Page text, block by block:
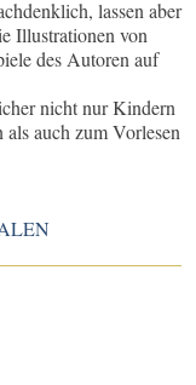
lassen aber
Illustrationen von
des Autoren auf
nicht nur Kindern
auch zum Vorlesen